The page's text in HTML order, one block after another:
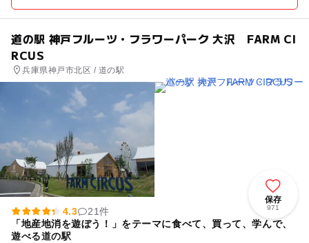
道の駅 神戸フルーツ・フラワーパーク 大沢 FARM CI
RCUS
兵庫県神戸市北区 / 道の駅
保存
971
4.3
21件
「地産地消を遊ぼう！」をテーマに食べて、買って、学んで、
遊べる道の駅